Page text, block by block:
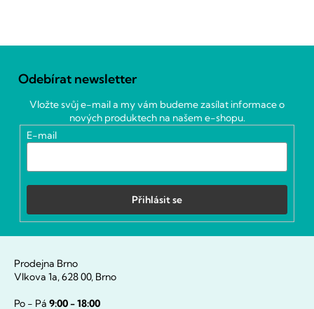
Odebírat newsletter
Vložte svůj e-mail a my vám budeme zasílat informace o
nových produktech na našem e-shopu.
E-mail
Přihlásit se
Prodejna Brno
Vlkova 1a, 628 00, Brno
Po - Pá 9:00 - 18:00